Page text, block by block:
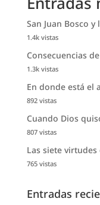
San Juan Bosco y
1.4k vistas
Consecuencias
1.3k vistas
En donde está el
892 vistas
Cuando Dios
807 vistas
Las siete virtudes
765 vistas
Entradas